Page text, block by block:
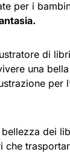
per i
di
una
per
dei
che